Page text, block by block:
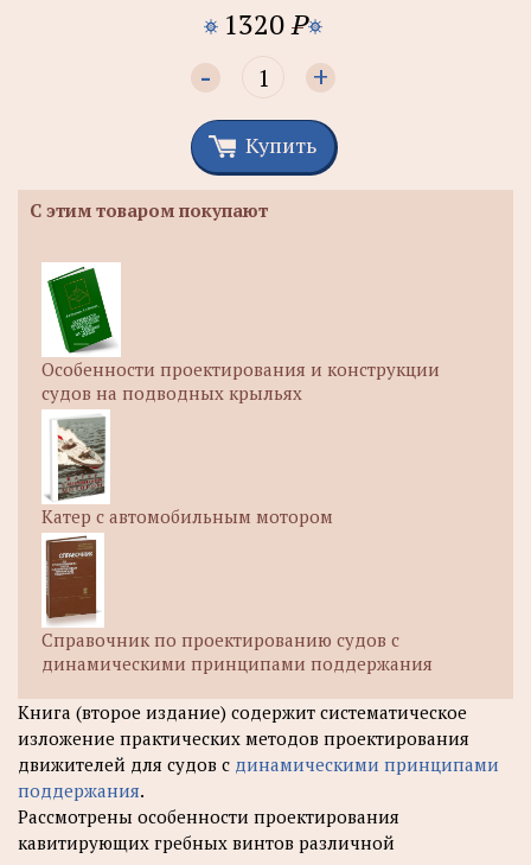
1320P
- +
Купить
С этим товаром покупают
Особенности проектирования и конструкции
судов на подводных крыльях
Катер с автомобильным мотором
Справочник по проектированию судов с
динамическими принципами поддержания
Книга (второе издание) содержит систематическое
изложение практических методов проектирования
движителей для судов с динамическими принципами
поддержания.
Рассмотрены особенности проектирования
кавитирующих гребных винтов различной